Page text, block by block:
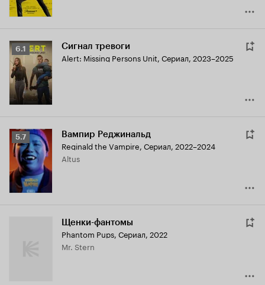
Рейтинг
Кинопоиска
6.1
6.1 Сигнал тревоги
Alert: Missing Persons Unit, Сериал, 2023–2025
Рейтинг
Кинопоиска
5.7
5.7 Вампир Реджинальд
Reginald the Vampire, Сериал, 2022–2024
Altus
Щенки-фантомы
Phantom Pups, Сериал, 2022
Mr. Stern